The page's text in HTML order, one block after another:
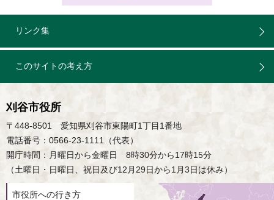
リンク集
このサイトの考え方
刈谷市役所
〒448-8501 愛知県刈谷市東陽町1丁目1番地
電話番号：0566-23-1111（代表）
開庁時間：月曜日から金曜日 8時30分から17時15分
（土曜日・日曜日、祝日及び12月29日から1月3日は休み）
市役所への行き方